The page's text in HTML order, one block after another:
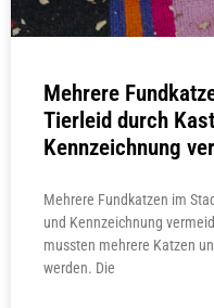
Mehrere
Tierleid durch
Kennzeichnung
Mehrere Fundkatzen im
und Kennzeichnung
mussten mehrere Katzen
werden. Die